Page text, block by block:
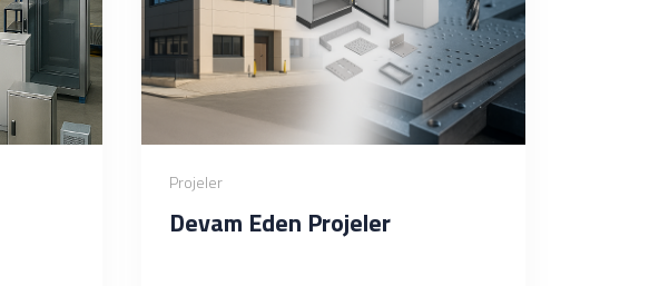
Projeler
Devam Eden Projeler